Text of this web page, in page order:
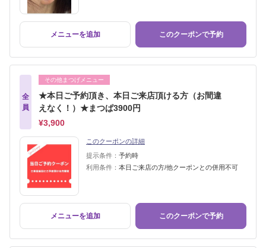
メニューを追加 このクーポンで予約
全
員
その他まつげメニュー
★本日ご予約頂き、本日ご来店頂ける方（お間違
えなく！）★まつぱ3900円
¥3,900
このクーポンの詳細
提示条件： 予約時
利用条件： 本日ご来店の方/他クーポンとの併用不可
メニューを追加 このクーポンで予約